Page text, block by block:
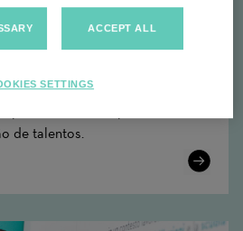
o gerenciamento da força de
de talentos.
Learn
ACCEPT ALL
SETTINGS